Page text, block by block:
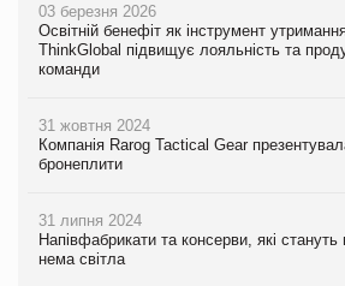
03 березня 2026
Освітній бенефіт як інструмент
ThinkGlobal підвищує лояльність та
команди
31 жовтня 2024
Компанія Rarog Tactical Gear
бронеплити
31 липня 2024
Напівфабрикати та консерви, які стануть
нема світла